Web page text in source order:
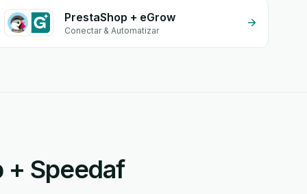
PrestaShop + eGrow
Conectar & Automatizar
+ Speedaf